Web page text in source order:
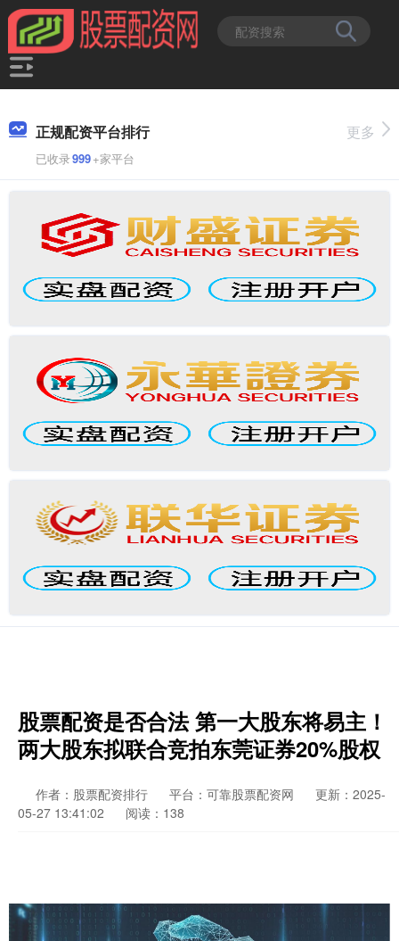
正规配资平台排行
已收录999+家平台
更多
股票配资是否合法 第一大股东将易主！
两大股东拟联合竞拍东莞证券20%股权
作者：股票配资排行 平台：可靠股票配资网
更新：2025-
05-27 13:41:02
阅读：138